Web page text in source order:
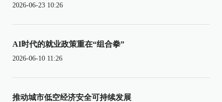
2026-06-23 10:26
AI时代的就业政策重在“组合拳”
2026-06-10 11:26
推动城市低空经济安全可持续发展